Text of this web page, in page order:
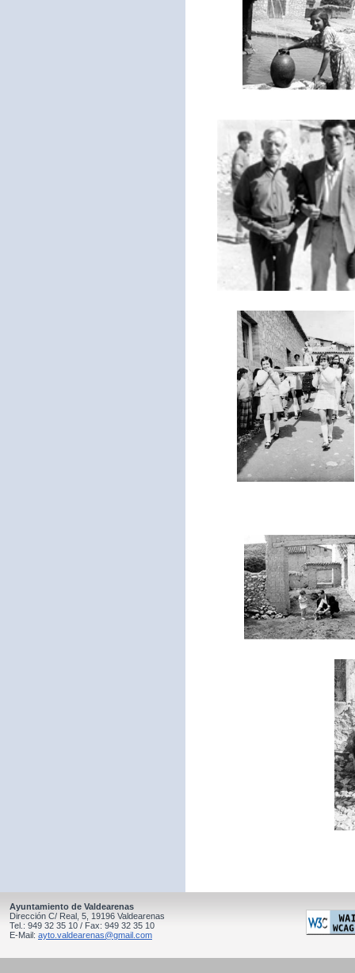
Ayuntamiento de Valdearenas
Dirección C/ Real, 5, 19196 Valdearenas
Tel.: 949 32 35 10 / Fax: 949 32 35 10
E-Mail: ayto.valdearenas@gmail.com